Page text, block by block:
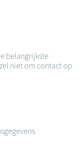
belangrijkste
niet om contact op